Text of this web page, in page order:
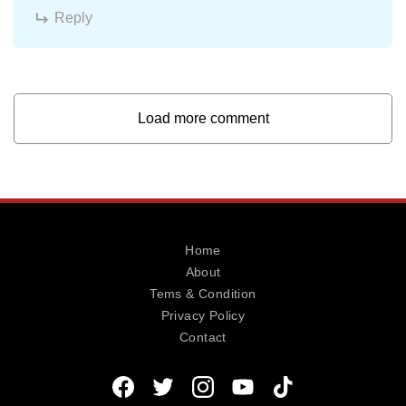
Reply
Load more comment
Home
About
Tems & Condition
Privacy Policy
Contact